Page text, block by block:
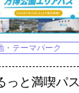
・テーマパーク
っと満喫パス